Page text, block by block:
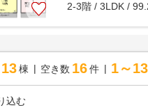
2-3階 / 3LDK /
13棟 空き数 16 件 1～13
込む